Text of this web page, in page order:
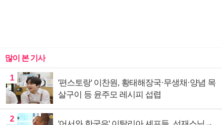
많이 본 기사
1
'편스토랑' 이찬원, 황태해장국·무생채·양념 목
살구이 등 윤주모 레시피 섭렵
2